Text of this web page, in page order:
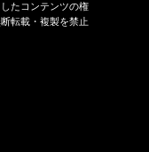
たコンテンツの権
転載・複製を禁止